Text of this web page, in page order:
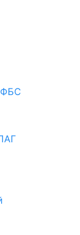
ФБС